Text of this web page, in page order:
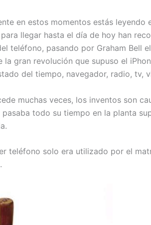
en estos momentos estás
llegar hasta el día de hoy han
teléfono, pasando por Graham Bell
la gran revolución que supuso el
del tiempo, navegador, radio, tv,
muchas veces, los inventos son
todo su tiempo en la planta
teléfono solo era utilizado por el